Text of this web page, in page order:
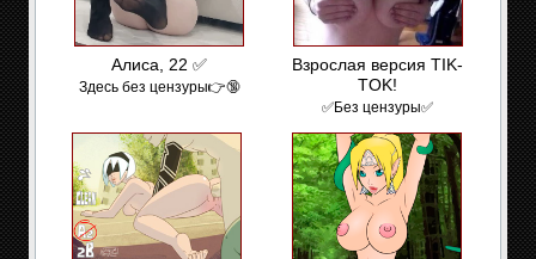
Алиса, 22 ✅
Здесь без цензуры👉🔞
Взрослая версия TIK-
TOK!
✅Без цензуры✅